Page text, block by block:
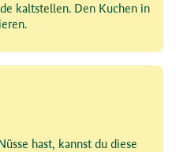
kaltstellen. Den Kuchen in
hast, kannst du diese